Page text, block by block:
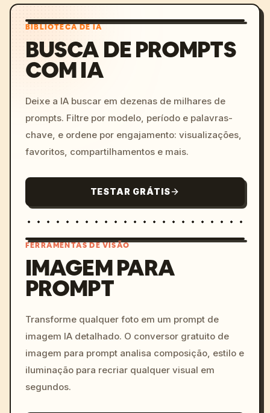
BIBLIOTECA DE IA
BUSCA DE PROMPTS
COM IA
Deixe a IA buscar em dezenas de milhares de
prompts. Filtre por modelo, período e palavras-
chave, e ordene por engajamento: visualizações,
favoritos, compartilhamentos e mais.
TESTAR GRÁTIS
colors, 8k --v 6.0
FERRAMENTAS DE VISÃO
IMAGEM PARA
PROMPT
Transforme qualquer foto em um prompt de
imagem IA detalhado. O conversor gratuito de
imagem para prompt analisa composição, estilo e
iluminação para recriar qualquer visual em
segundos.